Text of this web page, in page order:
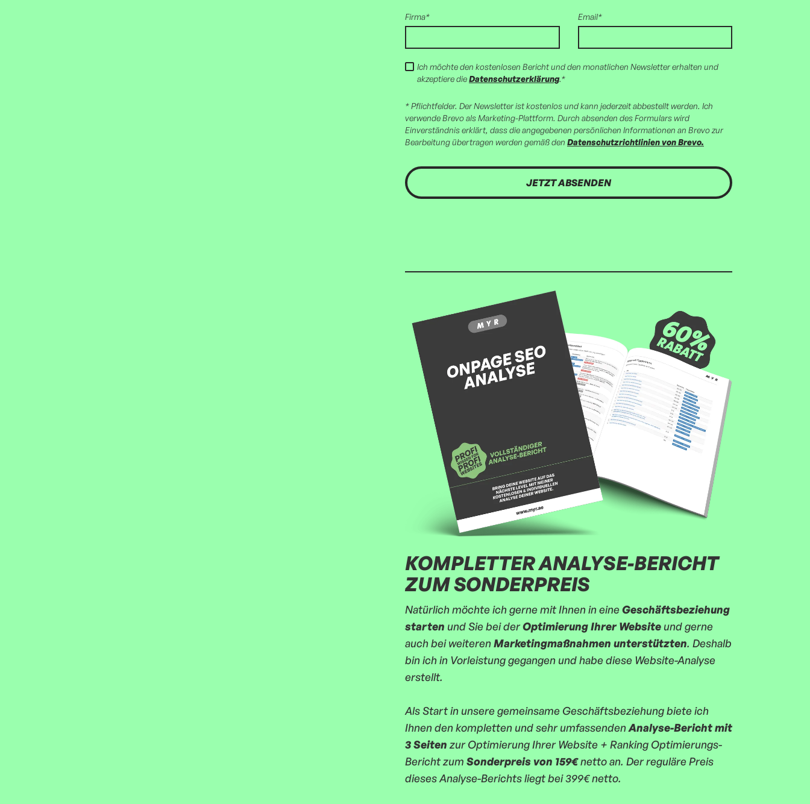
Firma* Email*
Ich möchte den kostenlosen Bericht und den monatlichen Newsletter erhalten und
akzeptiere dieDatenschutzerklärung.*
* Pflichtfelder. Der Newsletter ist kostenlos und kann jederzeit abbestellt werden. Ich
verwende Brevo als Marketing-Plattform. Durch absenden des Formulars wird
Einverständnis erklärt, dass die angegebenen persönlichen Informationen an Brevo zur
Bearbeitung übertragen werden gemäß den Datenschutzrichtlinien von Brevo.
KOMPLETTER ANALYSE-BERICHT
ZUM SONDERPREIS
Natürlich möchte ich gerne mit Ihnen in eineGeschäftsbeziehung
starten und Sie bei derOptimierung Ihrer Website und gerne
auch bei weiterenMarketingmaßnahmen unterstützten. Deshalb
bin ich in Vorleistung gegangen und habe diese Website-Analyse
erstellt.
Als Start in unsere gemeinsame Geschäftsbeziehung biete ich
Ihnen den kompletten und sehr umfassendenAnalyse-Bericht mit
3 Seiten zur Optimierung Ihrer Website + Ranking Optimierungs-
Bericht zum Sonderpreis von 159€netto an. Der reguläre Preis
dieses Analyse-Berichts liegt bei 399€ netto.